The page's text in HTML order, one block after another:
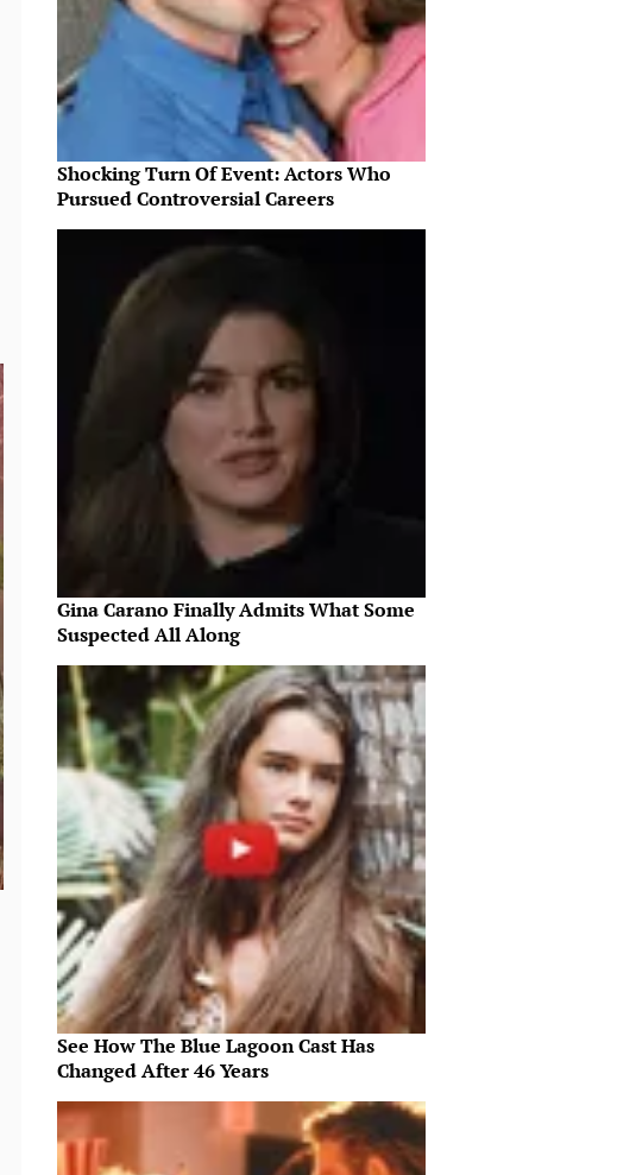
Shocking Turn Of Event: Actors Who
Pursued Controversial Careers
Gina Carano Finally Admits What Some
Suspected All Along
See How The Blue Lagoon Cast Has
Changed After 46 Years